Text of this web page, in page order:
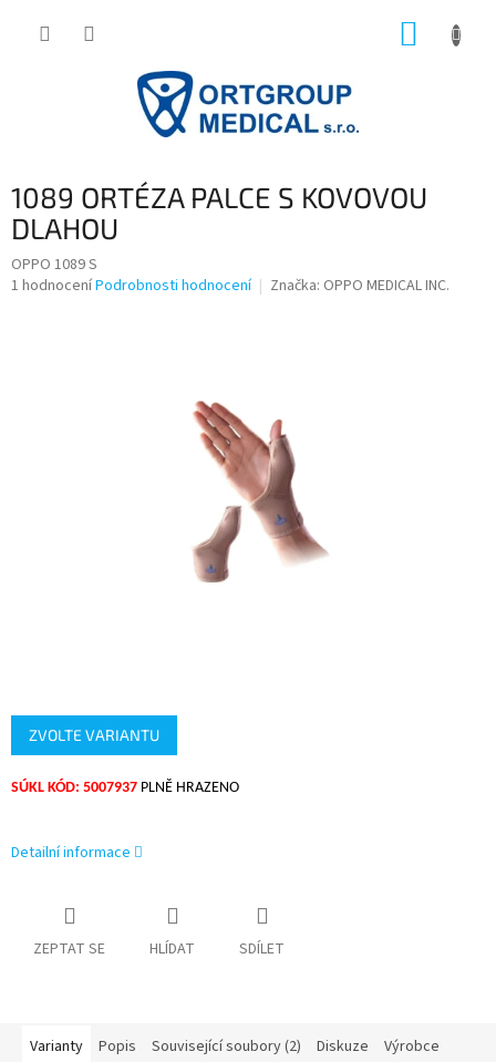
1089 ORTÉZA PALCE S KOVOVOU
DLAHOU
OPPO 1089 S
Průměrné
1 hodnoceníPodrobnosti hodnocení Značka: OPPO MEDICAL INC.
ZVOLTE VARIANTU
SÚKL KÓD: 5007937 PLNĚ HRAZENO
Detailní informace
ZEPTAT SE HLÍDAT SDÍLET
Varianty Popis Související soubory (2) Diskuze Výrobce